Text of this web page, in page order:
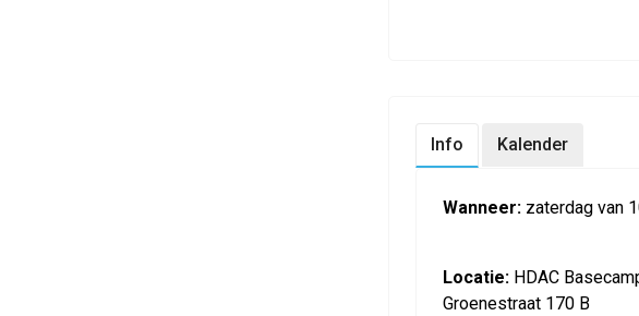
Info Kalender
Wanneer: zaterdag van
Locatie: HDAC
Groenestraat 170 B